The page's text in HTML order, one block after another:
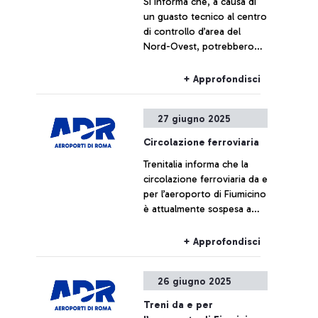
un guasto tecnico al centro
di controllo d’area del
Nord-Ovest, potrebbero
cancellazioni per i voli
diretti o provenienti dagli
aeroporti di Milano
Malpensa, Milano Linate,
Torino Caselle e Genova.
+ Approfondisci
27 giugno 2025
Circolazione ferroviaria
Trenitalia informa che la
circolazione ferroviaria da e
per l’aeroporto di Fiumicino
è attualmente sospesa a
Vigili del Fuoco nell’area
della stazione di Parco
Leonardo.
+ Approfondisci
26 giugno 2025
Treni da e per